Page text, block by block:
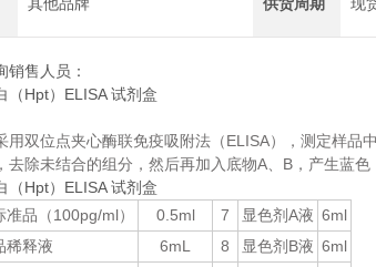
销售人员：
（Hpt）ELISA 试剂盒
用双位点夹心酶联免疫吸附法（ ELISA），测定样品
去除未结合的组分，然后再加入底物A、 B ，产生蓝
（Hpt）ELISA 试剂盒
准品（ 100pg/ml） 0.5ml 7 显色剂A液 6ml
稀释液 6mL 8 显色剂 B液 6ml